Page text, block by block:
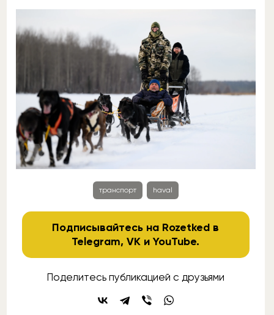
транспорт haval
Подписывайтесь на Rozetked в
Telegram,VK иYouTube.
Поделитесь публикацией с друзьями